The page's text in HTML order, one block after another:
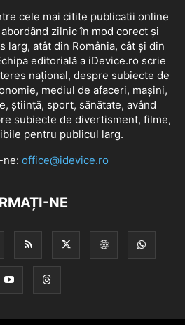
cele mai citite publicatii online
zilnic în mod corect și
atât din România, cât și din
editorială a iDevice.ro scrie
național, despre subiecte de
mediul de afaceri, mașini,
știință, sport, sănătate, având
subiecte de divertisment, filme,
pentru publicul larg.
ne: office@idevice.ro
NE